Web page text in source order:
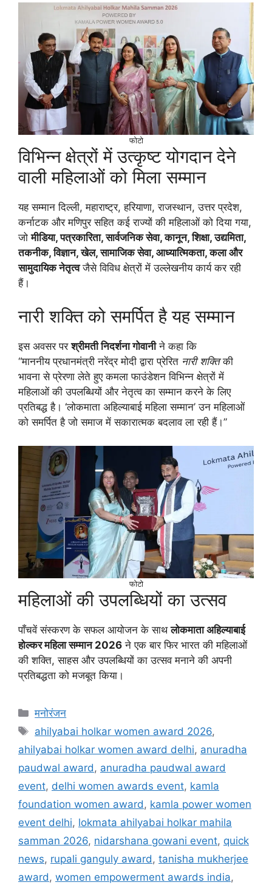
फोटो
विभिन्न क्षेत्रों में उत्कृष्ट योगदान देने
वाली महिलाओं को मिला सम्मान
यह सम्मान दिल्ली, महाराष्ट्र, हरियाणा, राजस्थान, उत्तर प्रदेश,
कर्नाटक और मणिपुर सहित कई राज्यों की महिलाओं को दिया गया,
जोमीडिया, पत्रकारिता, सार्वजनिक सेवा, कानून, शिक्षा, उद्यमिता,
तकनीक, विज्ञान, खेल, सामाजिक सेवा, आध्यात्मिकता, कला और
सामुदायिक नेतृत्वजैसे विविध क्षेत्रों में उल्लेखनीय कार्य कर रही
हैं।
नारी शक्ति को समर्पित है यह सम्मान
इस अवसर परश्रीमती निदर्शना गोवानीने कहा कि
“माननीय प्रधानमंत्री नरेंद्र मोदी द्वारा प्रेरित नारी शक्तिकी
भावना से प्रेरणा लेते हुए कमला फाउंडेशन विभिन्न क्षेत्रों में
महिलाओं की उपलब्धियों और नेतृत्व का सम्मान करने के लिए
प्रतिबद्ध है। ‘लोकमाता अहिल्याबाई महिला सम्मान’ उन महिलाओं
को समर्पित है जो समाज में सकारात्मक बदलाव ला रही हैं।”
फोटो
महिलाओं की उपलब्धियों का उत्सव
पाँचवें संस्करण के सफल आयोजन के साथलोकमाता अहिल्याबाई
होल्कर महिला सम्मान 2026 ने एक बार फिर भारत की महिलाओं
की शक्ति, साहस और उपलब्धियों का उत्सव मनाने की अपनी
प्रतिबद्धता को मजबूत किया।
मनोरंजन
ahilyabai holkar women award 2026,
ahilyabai holkar women award delhi, anuradha
paudwal award , anuradha paudwal award
event, delhi women awards event, kamla
foundation women award , kamla power women
event delhi, lokmata ahilyabai holkar mahila
samman 2026, nidarshana gowani event, quick
news, rupali ganguly award , tanisha mukherjee
award , women empowerment awards india,